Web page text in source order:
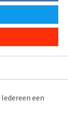
een